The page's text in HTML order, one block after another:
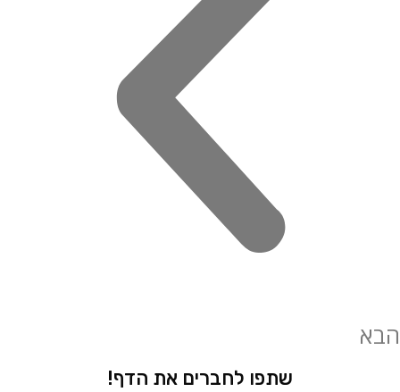
שתפו לחברים את הדף!